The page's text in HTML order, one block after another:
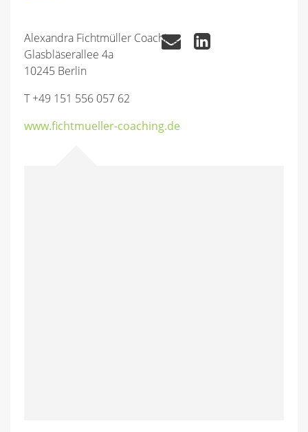
Alexandra Fichtmüller Coaching
Glasbläserallee 4a
10245 Berlin
T +49 151 556 057 62
www.fichtmueller-coaching.de